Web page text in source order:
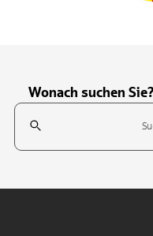
Wonach suchen Sie?
Suchfeld